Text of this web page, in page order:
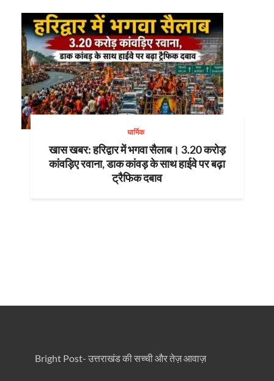
धार्मिक
खास खबर: हरिद्वार में भगवा सैलाब। 3.20 करोड़
कांवड़िए रवाना, डाक कांवड़ के साथ हाईवे पर बढ़ा
ट्रैफिक दबाव
Bright Post- उत्तराखंड की सच्ची और तेज़ आवाज़